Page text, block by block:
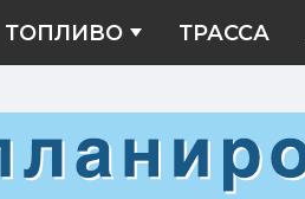
ТОПЛИВО ТРАССА